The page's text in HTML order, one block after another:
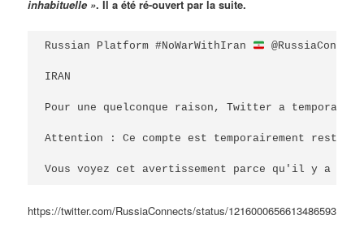
inhabituelle ». Il a été ré-ouvert par la suite.
Russian Platform #NoWarWithIran
IRAN
Pour une quelconque raison, Twitter a
Attention : Ce compte est temporairement
Vous voyez cet avertissement parce qu'il y a
https://twitter.com/RussiaConnects/status/1216000656613486593